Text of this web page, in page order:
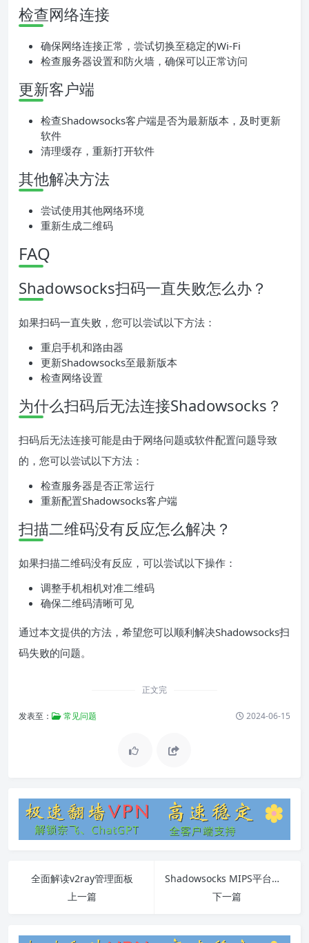
检查网络连接
确保网络连接正常，尝试切换至稳定的Wi-Fi
检查服务器设置和防火墙，确保可以正常访问
更新客户端
检查Shadowsocks客户端是否为最新版本，及时更新
软件
清理缓存，重新打开软件
其他解决方法
尝试使用其他网络环境
重新生成二维码
FAQ
Shadowsocks扫码一直失败怎么办？
如果扫码一直失败，您可以尝试以下方法：
重启手机和路由器
更新Shadowsocks至最新版本
检查网络设置
为什么扫码后无法连接Shadowsocks？
扫码后无法连接可能是由于网络问题或软件配置问题导致
的，您可以尝试以下方法：
检查服务器是否正常运行
重新配置Shadowsocks客户端
扫描二维码没有反应怎么解决？
如果扫描二维码没有反应，可以尝试以下操作：
调整手机相机对准二维码
确保二维码清晰可见
通过本文提供的方法，希望您可以顺利解决Shadowsocks扫
码失败的问题。
正文完
发表至： 常见问题 2024-06-15
全面解读v2ray管理面板
上一篇
Shadowsocks MIPS平台全面指南
下一篇